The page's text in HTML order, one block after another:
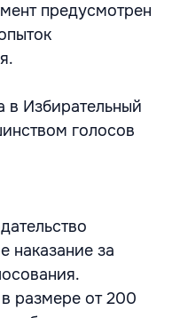
предусмотрен
в Избирательный
голосов
наказание за
размере от 200